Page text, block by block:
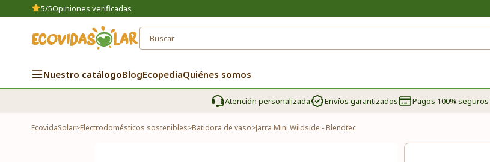
5/5Opiniones verificadas
Nuestro catálogoBlogEcopediaQuiénes somos
Atención personalizada Envíos garantizados Pagos 100% seguros
EcovidaSolar>Electrodomésticos sostenibles>Batidora de vaso>Jarra Mini Wildside - Blendtec